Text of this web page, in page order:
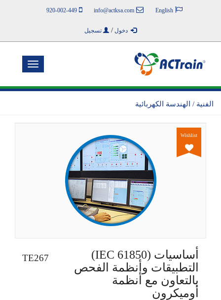
English
info@actksa.com
920-002-449
دخول / تسجيل
Toggle
الفنية / الهندسة الكهربائية
Wishlist
أساسيات (IEC 61850)
التطبيقات وأنظمة الفحص
بالتعاون مع أنظمة
أوميكرون
TE267